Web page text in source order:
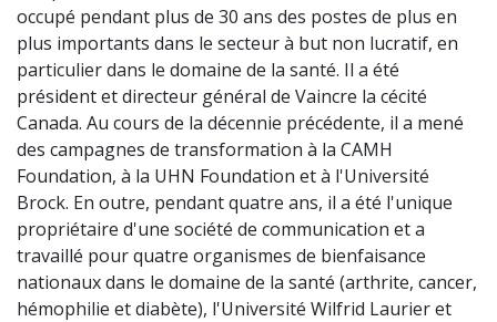
occupé pendant plus de 30 ans des postes de plus en
plus importants dans le secteur à but non lucratif, en
particulier dans le domaine de la santé. Il a été
président et directeur général de Vaincre la cécité
Canada. Au cours de la décennie précédente, il a mené
des campagnes de transformation à la CAMH
Foundation, à la UHN Foundation et à l'Université
Brock. En outre, pendant quatre ans, il a été l'unique
propriétaire d'une société de communication et a
travaillé pour quatre organismes de bienfaisance
nationaux dans le domaine de la santé (arthrite, cancer,
hémophilie et diabète), l'Université Wilfrid Laurier et